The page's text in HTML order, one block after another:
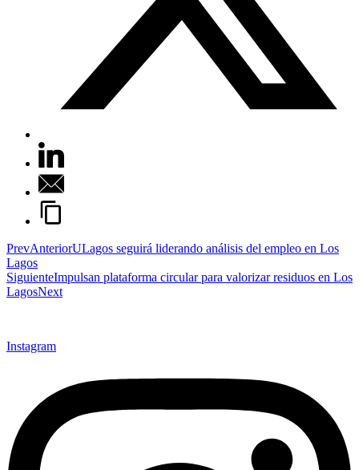
PrevAnteriorULagos seguirá liderando análisis del empleo en Los
Lagos
SiguienteImpulsan plataforma circular para valorizar residuos en Los
LagosNext
Instagram